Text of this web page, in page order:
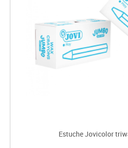
Estuche Jovicolor